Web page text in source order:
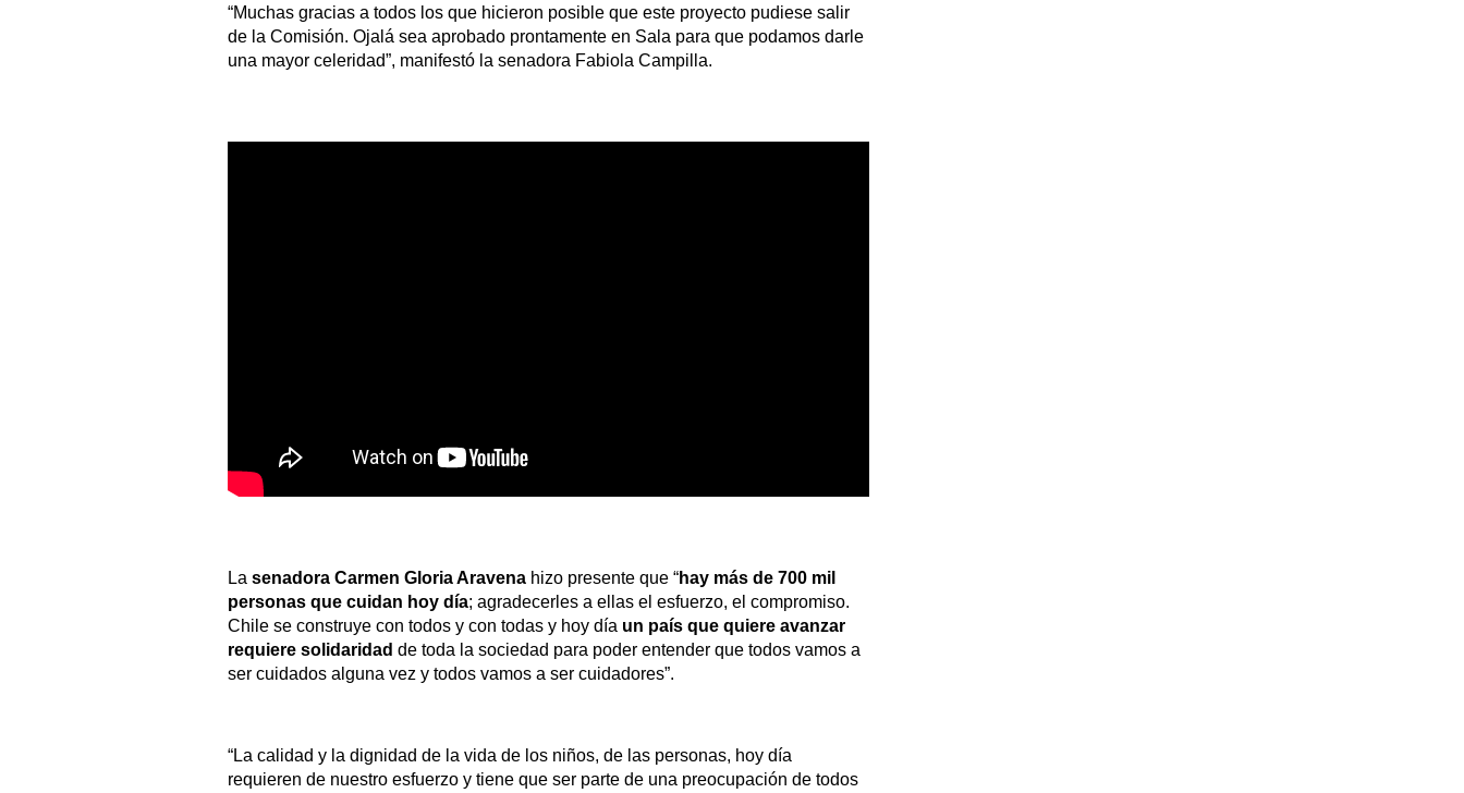
“Muchas gracias a todos los que hicieron posible que este proyecto pudiese salir
de la Comisión. Ojalá sea aprobado prontamente en Sala para que podamos darle
una mayor celeridad”, manifestó la senadora Fabiola Campilla.
La senadora Carmen Gloria Aravena hizo presente que “hay más de 700 mil
personas que cuidan hoy día; agradecerles a ellas el esfuerzo, el compromiso.
Chile se construye con todos y con todas y hoy día un país que quiere avanzar
requiere solidaridad de toda la sociedad para poder entender que todos vamos a
ser cuidados alguna vez y todos vamos a ser cuidadores”.
“La calidad y la dignidad de la vida de los niños, de las personas, hoy día
requieren de nuestro esfuerzo y tiene que ser parte de una preocupación de todos